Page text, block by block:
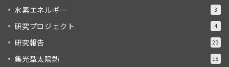
水素エネルギー 3
研究プロジェクト 4
研究報告 23
集光型太陽熱 18